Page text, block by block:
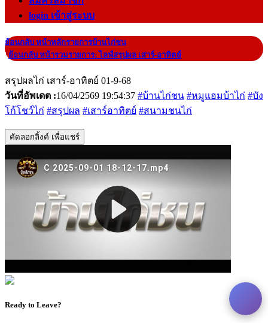
login เข้าสู่ระบบ
ย้อนกลับ หน้าหลักรายการบ้านไก่ชน
|ย้อนกลับ หน้ารวมรายการ: ไลฟ์สรุปผล เสาร์-อาทิตย์
สรุปผลไก่ เสาร์-อาทิตย์ 01-9-68
วันที่อัพเดต :16/04/2569 19:54:37 #บ้านไก่ชน #หมูแฮมบ้าไก่ #บัง
โก้โชว์ไก่ #สรุปผล #เสาร์อาทิตย์ #สนามชนไก่
คัดลอกลิ้งค์ เพื่อแชร์
Ready to Leave?